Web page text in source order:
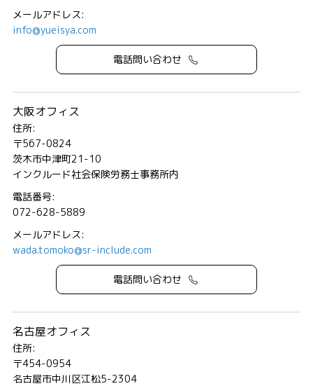
メールアドレス:
info@yueisya.com
電話問い合わせ
大阪オフィス
住所:
〒567-0824
茨木市中津町21-10
インクルード社会保険労務士事務所内
電話番号:
072-628-5889
メールアドレス:
wada.tomoko@sr-include.com
電話問い合わせ
名古屋オフィス
住所:
〒454-0954
名古屋市中川区江松5-2304